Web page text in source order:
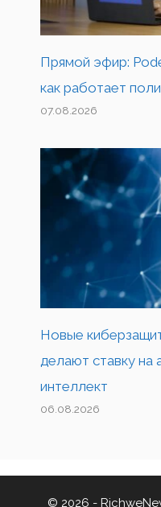
Прямой эфир:
как работает
07.08.2026
Новые
делают ставку на
интеллект
06.08.2026
© 2026 -